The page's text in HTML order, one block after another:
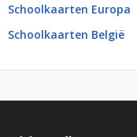
Schoolkaarten Europa
Schoolkaarten België